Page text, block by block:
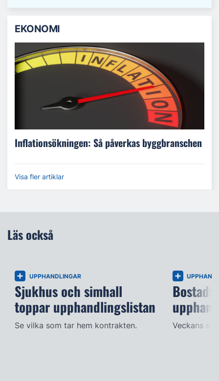
EKONOMI
Inflationsökningen: Så påverkas byggbranschen
Visa fler artiklar
Läs också
UPPHANDLINGAR
Sjukhus och simhall
toppar upphandlingslistan
Se vilka som tar hem kontrakten. Veckans